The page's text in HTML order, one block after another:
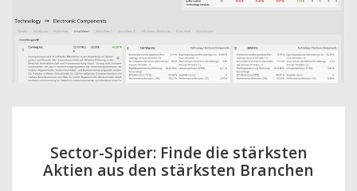
Sector-Spider: Finde die stärksten
Aktien aus den stärksten Branchen